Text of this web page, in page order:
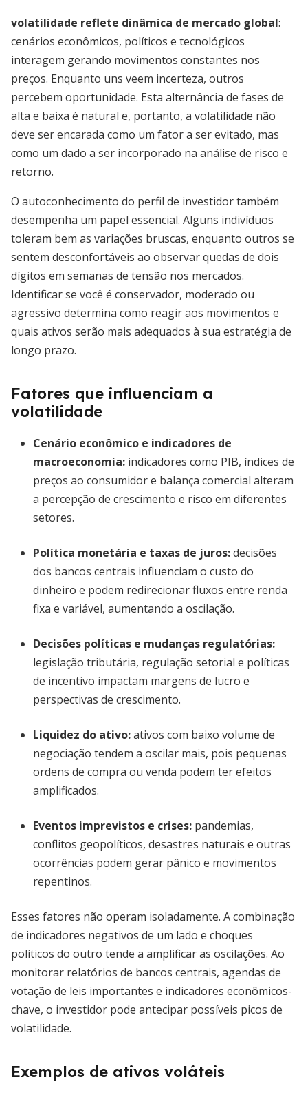
volatilidade reflete dinâmica de mercado global:
cenários econômicos, políticos e tecnológicos
interagem gerando movimentos constantes nos
preços. Enquanto uns veem incerteza, outros
percebem oportunidade. Esta alternância de fases de
alta e baixa é natural e, portanto, a volatilidade não
deve ser encarada como um fator a ser evitado, mas
como um dado a ser incorporado na análise de risco e
retorno.
O autoconhecimento do perfil de investidor também
desempenha um papel essencial. Alguns indivíduos
toleram bem as variações bruscas, enquanto outros se
sentem desconfortáveis ao observar quedas de dois
dígitos em semanas de tensão nos mercados.
Identificar se você é conservador, moderado ou
agressivo determina como reagir aos movimentos e
quais ativos serão mais adequados à sua estratégia de
longo prazo.
Fatores que influenciam a
volatilidade
Cenário econômico e indicadores de
macroeconomia: indicadores como PIB, índices de
preços ao consumidor e balança comercial alteram
a percepção de crescimento e risco em diferentes
setores.
Política monetária e taxas de juros:decisões
dos bancos centrais influenciam o custo do
dinheiro e podem redirecionar fluxos entre renda
fixa e variável, aumentando a oscilação.
Decisões políticas e mudanças regulatórias:
legislação tributária, regulação setorial e políticas
de incentivo impactam margens de lucro e
perspectivas de crescimento.
Liquidez do ativo:ativos com baixo volume de
negociação tendem a oscilar mais, pois pequenas
ordens de compra ou venda podem ter efeitos
amplificados.
Eventos imprevistos e crises: pandemias,
conflitos geopolíticos, desastres naturais e outras
ocorrências podem gerar pânico e movimentos
repentinos.
Esses fatores não operam isoladamente. A combinação
de indicadores negativos de um lado e choques
políticos do outro tende a amplificar as oscilações. Ao
monitorar relatórios de bancos centrais, agendas de
votação de leis importantes e indicadores econômicos-
chave, o investidor pode antecipar possíveis picos de
volatilidade.
Exemplos de ativos voláteis